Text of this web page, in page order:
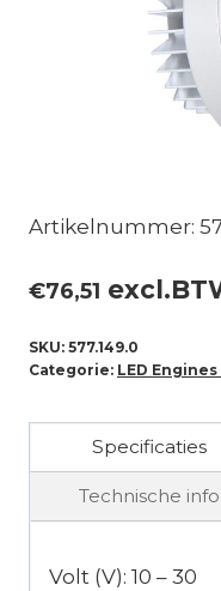
Artikelnummer:
€76,51
SKU: 577.149.0
Categorie: LED
Specificaties
Technische info
Volt (V): 10 – 30